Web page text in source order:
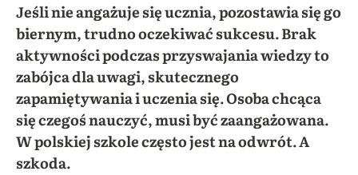
Jeśli nie angażuje się ucznia, pozostawia się go
biernym, trudno oczekiwać sukcesu. Brak
aktywności podczas przyswajania wiedzy to
zabójca dla uwagi, skutecznego
zapamiętywania i uczenia się. Osoba chcąca
się czegoś nauczyć, musi być zaangażowana.
W polskiej szkole często jest na odwrót. A
szkoda.